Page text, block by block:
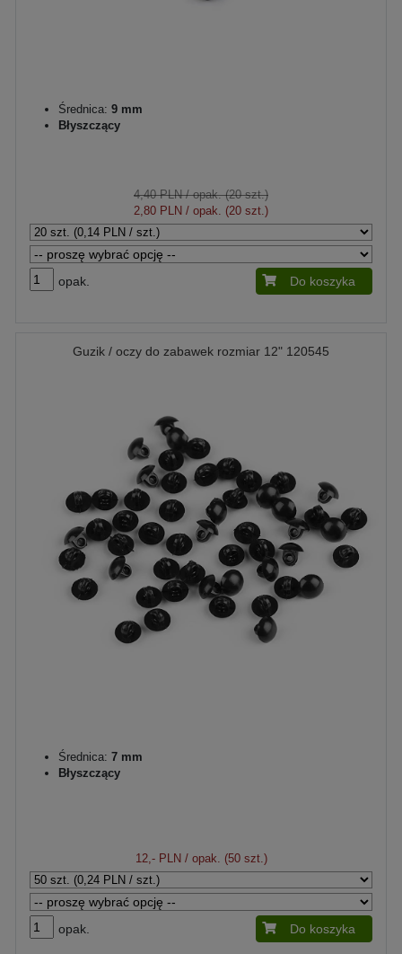
Średnica: 9 mm
Błyszczący
4,40 PLN/ opak. (20 szt.)
2,80 PLN / opak. (20 szt.)
opak. Do koszyka
Guzik / oczy do zabawek rozmiar 12" 120545
Średnica: 7 mm
Błyszczący
12,- PLN/ opak. (50 szt.)
opak. Do koszyka